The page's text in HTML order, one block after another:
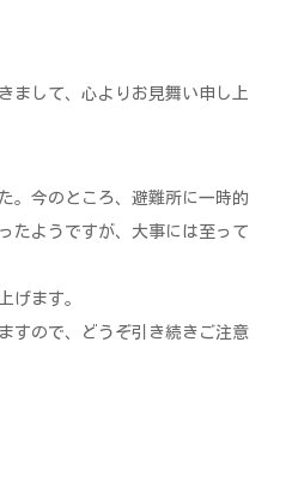
まして、心よりお見舞い申し上
。今のところ、避難所に一時的
たようですが、大事には至って
げます。
すので、どうぞ引き続きご注意